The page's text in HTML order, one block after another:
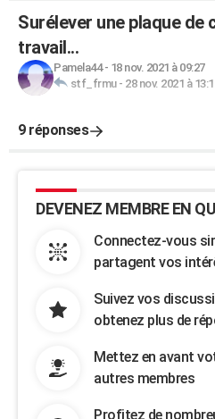
Surélever une plaque de
travail...
Pamela44- 18 nov. 2021 à 09:27
stf_frmu- 28 nov. 2021 à
9 réponses
DEVENEZ MEMBRE EN
Connectez-vous
partagent vos
Suivez vos
obtenez plus de
Mettez en avant
autres membres
Profitez de